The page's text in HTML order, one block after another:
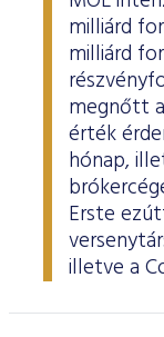
milliárd
milliárd
megnőtt
érték
hónap,
Erste
illetve a